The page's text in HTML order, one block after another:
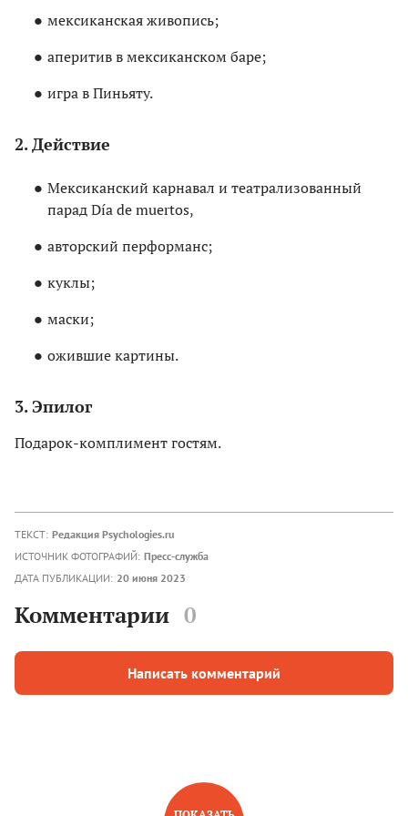
мексиканская живопись;
аперитив в мексиканском баре;
игра в Пиньяту.
2. Действие
Мексиканский карнавал и театрализованный
парад Día de muertos,
авторский перформанс;
куклы;
маски;
ожившие картины.
3. Эпилог
Подарок-комплимент гостям.
ТЕКСТ: Редакция Psychologies.ru
ИСТОЧНИК ФОТОГРАФИЙ: Пресс-служба
ДАТА ПУБЛИКАЦИИ: 20 июня 2023
Комментарии 0
Написать комментарий